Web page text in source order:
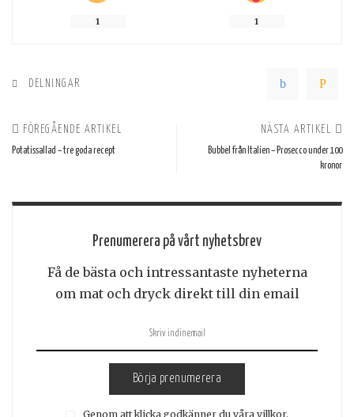
1 1
DELNINGAR
FÖREGÅENDE ARTIKEL
Potatissallad – tre goda recept
NÄSTA ARTIKEL
Bubbel från Italien – Prosecco under 100
kronor
Prenumerera på vårt nyhetsbrev
Få de bästa och intressantaste nyheterna
om mat och dryck direkt till din email
Börja prenumerera
Genom att klicka godkänner du våra villkor.